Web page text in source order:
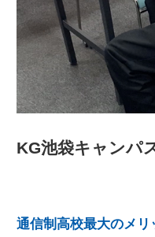
KG池袋キャンパ
通信制高校最大のメリ